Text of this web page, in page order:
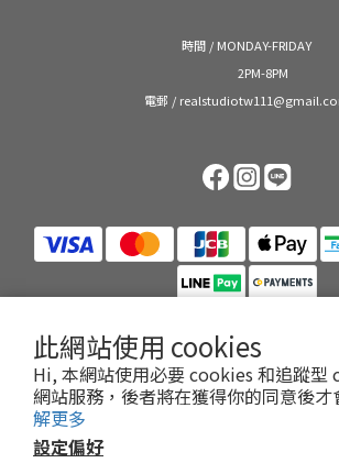
此網站使用 cookies
Hi, 本網站使用必要 cookies 和追蹤型
網站服務，後者將在獲得你的同意後才
解更多
設定偏好
時間 / MONDAY-FRIDAY
2PM-8PM
電郵 /
$ TWD 繁體中文